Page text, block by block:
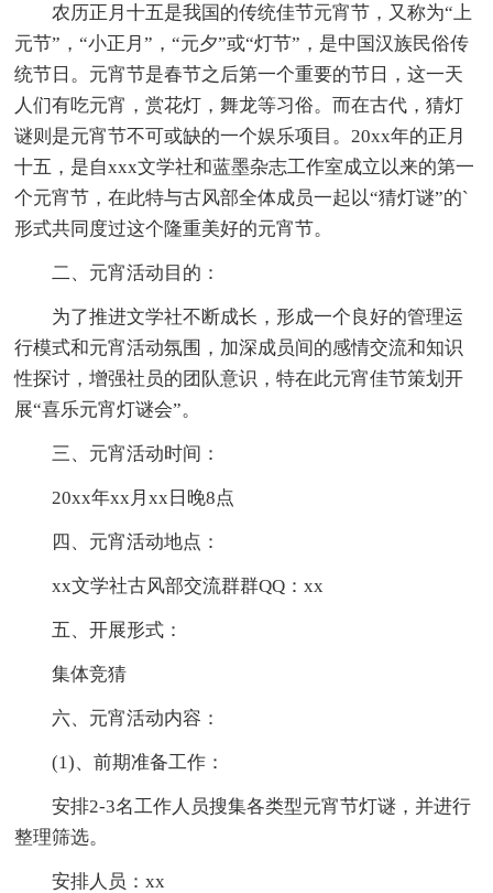
农历正月十五是我国的传统佳节元宵节，又称为“上
元节”，“小正月”，“元夕”或“灯节”，是中国汉族民俗传
统节日。元宵节是春节之后第一个重要的节日，这一天
人们有吃元宵，赏花灯，舞龙等习俗。而在古代，猜灯
谜则是元宵节不可或缺的一个娱乐项目。20xx年的正月
十五，是自xxx文学社和蓝墨杂志工作室成立以来的第一
个元宵节，在此特与古风部全体成员一起以“猜灯谜”的`
形式共同度过这个隆重美好的元宵节。
二、元宵活动目的：
为了推进文学社不断成长，形成一个良好的管理运
行模式和元宵活动氛围，加深成员间的感情交流和知识
性探讨，增强社员的团队意识，特在此元宵佳节策划开
展“喜乐元宵灯谜会”。
三、元宵活动时间：
20xx年xx月xx日晚8点
四、元宵活动地点：
xx文学社古风部交流群群QQ：xx
五、开展形式：
集体竞猜
六、元宵活动内容：
(1)、前期准备工作：
安排2-3名工作人员搜集各类型元宵节灯谜，并进行
整理筛选。
安排人员：xx